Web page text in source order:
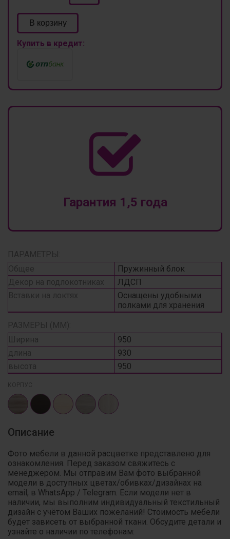
В корзину
Купить в кредит:
Гарантия 1,5 года
ПАРАМЕТРЫ:
Общее
Пружинный блок
Декор на подлокотниках
ЛДСП
Вставки на локтях
Оснащены удобными
полками для хранения
РАЗМЕРЫ (ММ):
Ширина
950
длина
930
высота
950
КОРПУС
Описание
Фото мебели в данной расцветке представлено для
ознакомления. Перед заказом свяжитесь с
менеджером. Мы отправим Вам фото выбранной
модели в доступных цветах/обивках/дизайнах на
email, в WhatsApp / Telegram. Если модели нет в
наличии, мы выполним индивидуальный текстильный
дизайн с учётом Ваших пожеланий! Стоимость мебели
будет зависеть от выбранной ткани. Обсудите детали и
узнайте о наличии по телефонам: